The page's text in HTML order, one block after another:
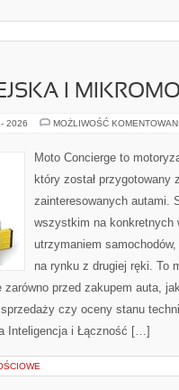
I
2026 MOŻLIWOŚĆ
Moto Concierge to
który został przygotowany
zainteresowanych autami.
wszystkim na konkretnych
utrzymaniem
na rynku z drugiej ręki. To
przed zakupem auta,
czy oceny stanu
Inteligencja i Łączność […]